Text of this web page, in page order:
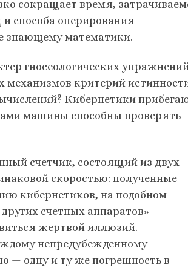
сокращает время,
и способа оперирования —
знающему математики.
гносеологических
механизмов критерий
Кибернетики
машины способны проверять
счетчик, состоящий из двух
скоростью: полученные
кибернетиков, на подобном
счетных аппаратов»
жертвой иллюзий.
непредубежденному —
— одну и ту же погрешность в